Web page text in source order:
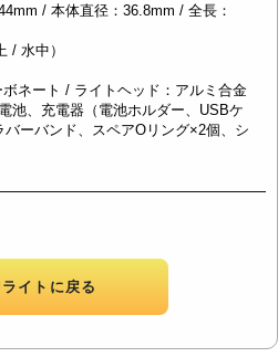
/ 本体直径：36.8mm / 全長：
水中）
ネート / ライトヘッド：アルミ合金
池、充電器（電池ホルダー、USBケ
ーバンド、スペアOリング×2個、シ
イトに戻る